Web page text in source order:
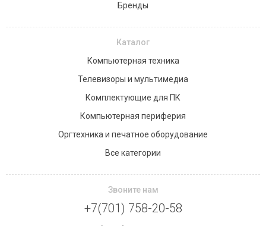
Бренды
Каталог
Компьютерная техника
Телевизоры и мультимедиа
Комплектующие для ПК
Компьютерная периферия
Оргтехника и печатное оборудование
Все категории
Звоните нам
+7(701) 758-20-58